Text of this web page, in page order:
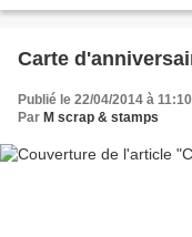
Carte
Publié le 22/04/2014 à 11:10
Par M scrap & stamps